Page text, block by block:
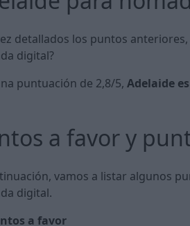
detallados los puntos
digital?
puntuación de 2,8/5, Adelaide
a favor y
vamos a listar algunos
digital.
a favor